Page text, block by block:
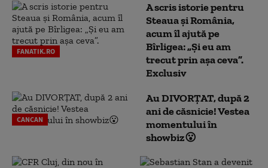
FANATIK.RO
A scris istorie pentru
Steaua și România,
acum îl ajută pe
Bîrligea: „Și eu am
trecut prin așa ceva”.
Exclusiv
CANCAN
Au DIVORȚAT, după 2
ani de căsnicie! Vestea
momentului în
showbiz😮